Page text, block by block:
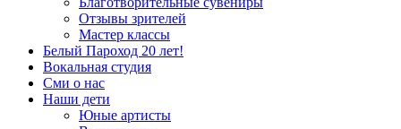
Отзывы зрителей
Мастер классы
Белый Пароход 20 лет!
Вокальная студия
Сми о нас
Наши дети
Юные артисты